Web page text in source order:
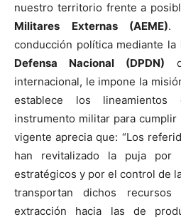
nuestro territorio frente a
Militares Externas (AEME).
conducción política mediante la
Defensa Nacional (DPDN)
internacional, le impone la
establece los
instrumento militar para cumplir
vigente aprecia que: “Los
han revitalizado la puja por
estratégicos y por el control de
transportan dichos
extracción hacia las de